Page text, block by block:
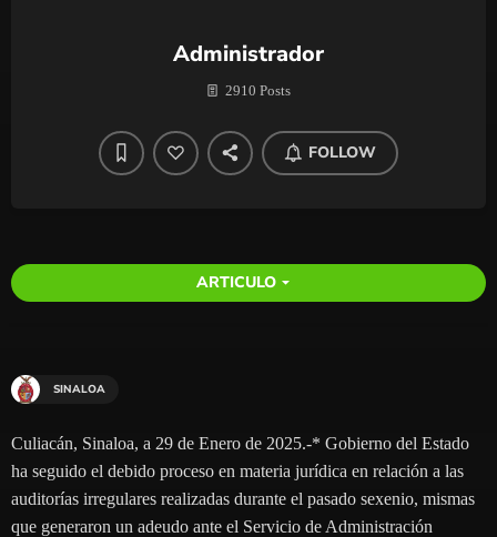
Administrador
2910 Posts
FOLLOW
ARTICULO arrow_drop_down
SINALOA
Culiacán, Sinaloa, a 29 de Enero de 2025.-* Gobierno del Estado
ha seguido el debido proceso en materia jurídica en relación a las
auditorías irregulares realizadas durante el pasado sexenio, mismas
que generaron un adeudo ante el Servicio de Administración